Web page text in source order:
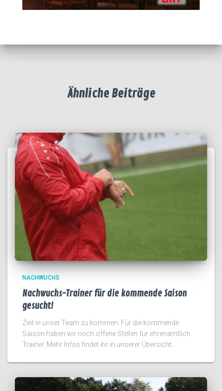
Ähnliche Beiträge
NACHWUCHS
Nachwuchs-Trainer für die kommende Saison
gesucht!
Zeit in unser Team zu kommen: Für die kommende
Saison haben wir noch offene Stellen für ehrenamtlich
Trainer. Mehr Infos findet ihr in unserer Übersicht.